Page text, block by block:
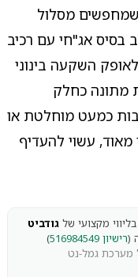
שמחפשים מסלול
בסיס אג"חי עם רכיב
השקעה בינוני
מתונה כחלק
כמעט מוחלטת או
עשוי להעדיף
מקצועי של גודביט
(רישיון 516984549
)
על מערכת גמל-נט